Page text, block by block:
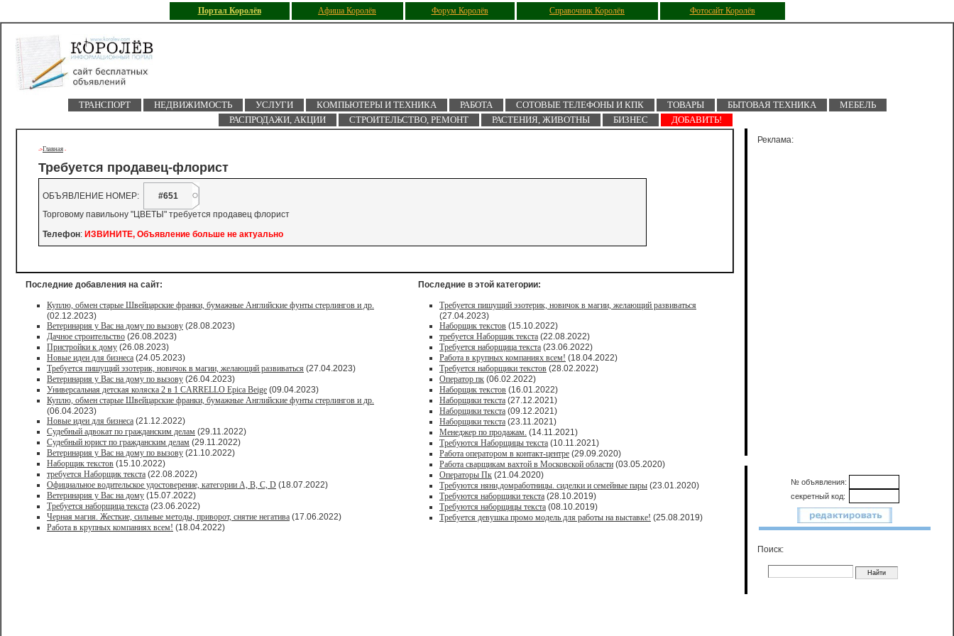
Портал Королёв Афиша Королёв Форум Королёв Справочник Королёв Фотосайт Королёв
ТРАНСПОРТ НЕДВИЖИМОСТЬ УСЛУГИ КОМПЬЮТЕРЫ И ТЕХНИКА РАБОТА СОТОВЫЕ ТЕЛЕФОНЫ И КПК ТОВАРЫ БЫТОВАЯ ТЕХНИКА
МЕБЕЛЬ
РАСПРОДАЖИ, АКЦИИ
СТРОИТЕЛЬСТВО, РЕМОНТ РАСТЕНИЯ, ЖИВОТНЫ БИЗНЕС ДОБАВИТЬ!
->Главная -
Требуется продавец-флорист
ОБЪЯВЛЕНИЕ НОМЕР:
#651
Торговому павильону "ЦВЕТЫ" требуется продавец флорист
Телефон: ИЗВИНИТЕ, Объявление больше не актуально
Последние добавления на сайт:
Куплю, обмен старые Швейцарские франки, бумажные Английские фунты стерлингов и др.
(02.12.2023)
Ветеринария у Вас на дому по вызову (28.08.2023)
Дачное строительство (26.08.2023)
Пристройки к дому (26.08.2023)
Новые идеи для бизнеса (24.05.2023)
Требуется пишущий эзотерик, новичок в магии, желающий развиваться (27.04.2023)
Ветеринария у Вас на дому по вызову (26.04.2023)
Универсальная детская коляска 2 в 1 CARRELLO Epica Beige (09.04.2023)
Куплю, обмен старые Швейцарские франки, бумажные Английские фунты стерлингов и др.
(06.04.2023)
Новые идеи для бизнеса (21.12.2022)
Судебный адвокат по гражданским делам (29.11.2022)
Судебный юрист по гражданским делам (29.11.2022)
Ветеринария у Вас на дому по вызову (21.10.2022)
Наборщик текстов (15.10.2022)
требуется Наборщик текста (22.08.2022)
Официальное водительское удостоверение, категории A, B, C, D (18.07.2022)
Ветеринария у Вас на дому (15.07.2022)
Требуется наборщица текста (23.06.2022)
Черная магия. Жесткие, сильные методы, приворот, снятие негатива (17.06.2022)
Работа в крупных компаниях всем! (18.04.2022)
Последние в этой категории:
Требуется пишущий эзотерик, новичок в магии, желающий развиваться
(27.04.2023)
Наборщик текстов (15.10.2022)
требуется Наборщик текста (22.08.2022)
Требуется наборщица текста (23.06.2022)
Работа в крупных компаниях всем! (18.04.2022)
Требуется наборщики текстов (28.02.2022)
Оператор пк (06.02.2022)
Наборщик текстов (16.01.2022)
Наборщики текста (27.12.2021)
Наборщики текста (09.12.2021)
Наборщики текста (23.11.2021)
Менеджер по продажам. (14.11.2021)
Требуются Наборщицы текста (10.11.2021)
Работа оператором в контакт-центре (29.09.2020)
Работа сварщикам вахтой в Московской области (03.05.2020)
Операторы Пк (21.04.2020)
Требуются няни,домработницы. сиделки и семейные пары (23.01.2020)
Требуются наборщики текста (28.10.2019)
Требуются наборщицы текста (08.10.2019)
Требуется девушка промо модель для работы на выставке! (25.08.2019)
Реклама:
№ объявления:
секретный код:
Поиск: